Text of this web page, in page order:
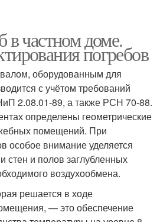
в частном доме.
погребов
оборудованным для
с учётом требований
2.08.01-89, а также РСН 70-88.
определены геометрические
помещений. При
особое внимание уделяется
стен и полов заглубленных
воздухообмена.
решается в ходе
— это обеспечение